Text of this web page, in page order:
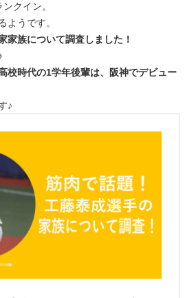
クイン。
ようです。
家族について調査しました！
校時代の1学年後輩は、阪神でデビュー
♪